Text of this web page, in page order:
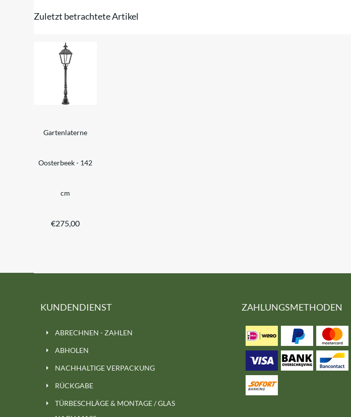
Zuletzt betrachtete Artikel
Gartenlaterne
Oosterbeek - 142
cm
€275,00
KUNDENDIENST
ABRECHNEN - ZAHLEN
ABHOLEN
NACHHALTIGE VERPACKUNG
RÜCKGABE
TÜRBESCHLÄGE & MONTAGE / GLAS
ZAHLUNGSMETHODEN